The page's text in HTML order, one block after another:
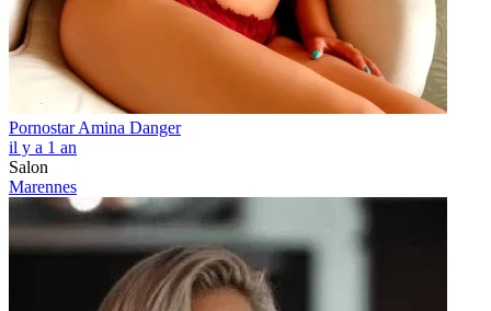
Pornostar Amina Danger
il y a 1 an
Salon
Marennes